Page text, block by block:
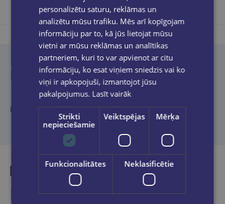
Produkta apraksts
No angļu valodas tulkojusi Santa Andersone
Līdzīgas preces
personalizētu saturu, reklāmas un
analizētu mūsu trafiku. Mēs arī kopīgojam
informāciju par to, kā jūs lietojat mūsu
vietni ar mūsu reklāmas un analītikas
partneriem, kuri to var apvienot ar citu
informāciju, ko esat viņiem sniedzis vai ko
viņi ir apkopojuši, izmantojot jūsu
pakalpojumus. Lasīt vairāk
Strikti
nepieciešamie
Veiktspējas Mērķa
Funkcionalitātes Neklasificētie